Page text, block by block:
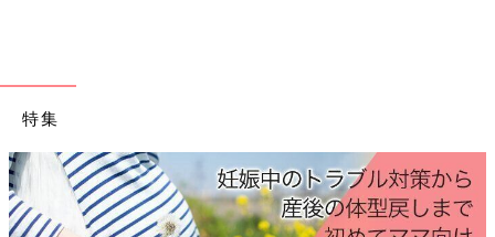
娩時と同じ麻酔薬でも濃度の濃い薬や、無痛分娩時とは異なる麻
酔効果の高い薬を使用します。予定帝王切開ではCSEAで用いら
れる脊髄くも膜下鎮痛を行うのが一般的です。また手術後に硬膜
外鎮痛を行うこともありますが、カテーテルを入れる場所が無痛
分娩時とは多少異なります。
特集